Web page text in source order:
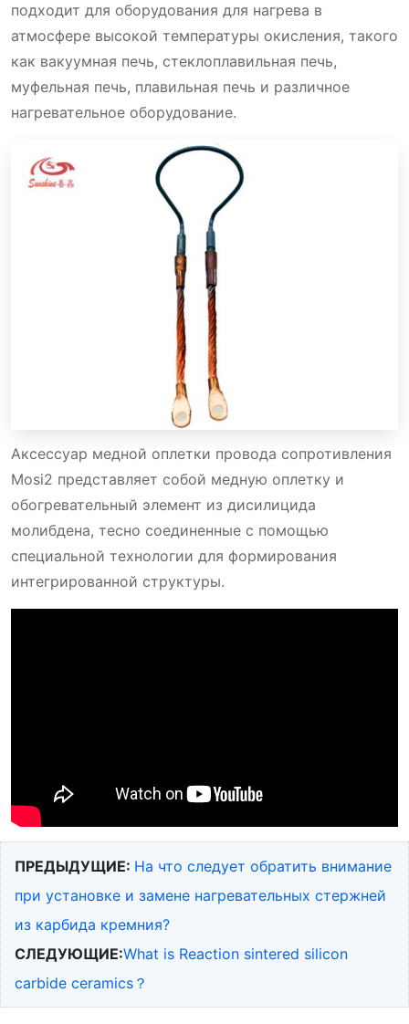
подходит для оборудования для нагрева в
атмосфере высокой температуры окисления, такого
как вакуумная печь, стеклоплавильная печь,
муфельная печь, плавильная печь и различное
нагревательное оборудование.
Аксессуар медной оплетки провода сопротивления
Mosi2 представляет собой медную оплетку и
обогревательный элемент из дисилицида
молибдена, тесно соединенные с помощью
специальной технологии для формирования
интегрированной структуры.
ПРЕДЫДУЩИЕ: На что следует обратить внимание
при установке и замене нагревательных стержней
из карбида кремния?
СЛЕДУЮЩИЕ:What is Reaction sintered silicon
carbide ceramics？